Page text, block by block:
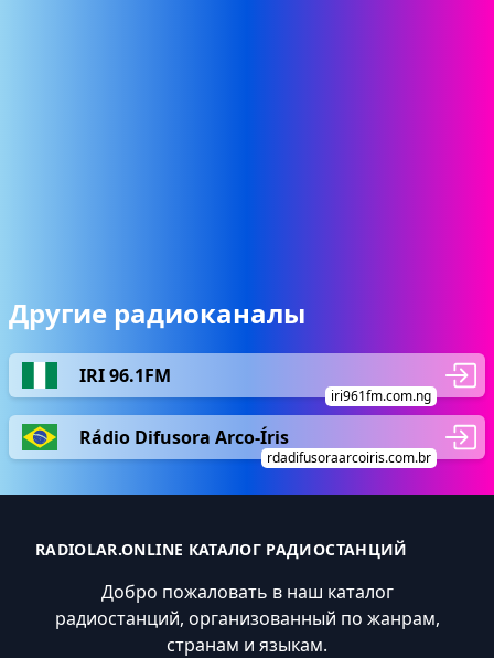
Другие радиоканалы
IRI 96.1FM
iri961fm.com.ng
Rádio Difusora Arco-Íris
rdadifusoraarcoiris.com.br
RADIOLAR.ONLINE КАТАЛОГ РАДИОСТАНЦИЙ
Добро пожаловать в наш каталог
радиостанций, организованный по жанрам,
странам и языкам.